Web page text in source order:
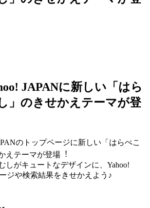
JAPANに新しい「はら
」のきせかえテーマが登
のトップページに新しい「はらぺこ
えテーマが登場︕
しがキュートなデザインに、Yahoo!
ジや検索結果をきせかえよう♪